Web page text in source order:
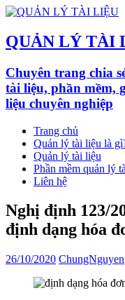
QUẢN LÝ TÀI
Chuyên trang chia
tài liệu, phần mềm,
liệu chuyên nghiệp
Trang chủ
Quản lý tài liệu là
Quản lý tài liệu
Phần mềm quản lý
Liên hệ
Nghị định 123/
định dạng hóa
26/10/2020 ChungNguyen